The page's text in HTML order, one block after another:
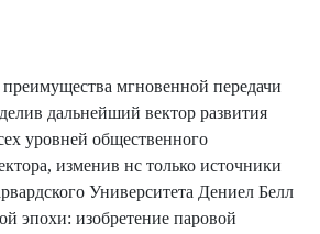
мгновенной передачи
дальнейший вектор развития
уровней общественного
изменив нс только источники
Университета Дениел Белл
эпохи: изобретение паровой